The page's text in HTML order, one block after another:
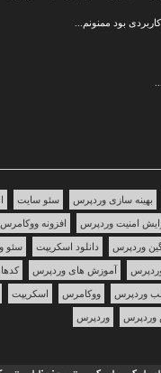
بود ممنونم...
بهینه سازی وردپرس سئو سایت
امنیت وردپرس افزونه ووکامرس
وردپرس دانلود اسکریپت سئو
آموزش های وردپرس
وردپرس ووکامرس اسکریپت
وردپرس وردپرس